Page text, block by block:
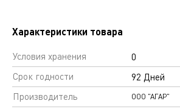
Характеристики товара
Условия хранения
0
Срок годности
92 Дней
Производитель
ООО "АГАР"